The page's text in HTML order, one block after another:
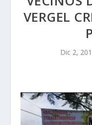
VERGEL
Dic 2,